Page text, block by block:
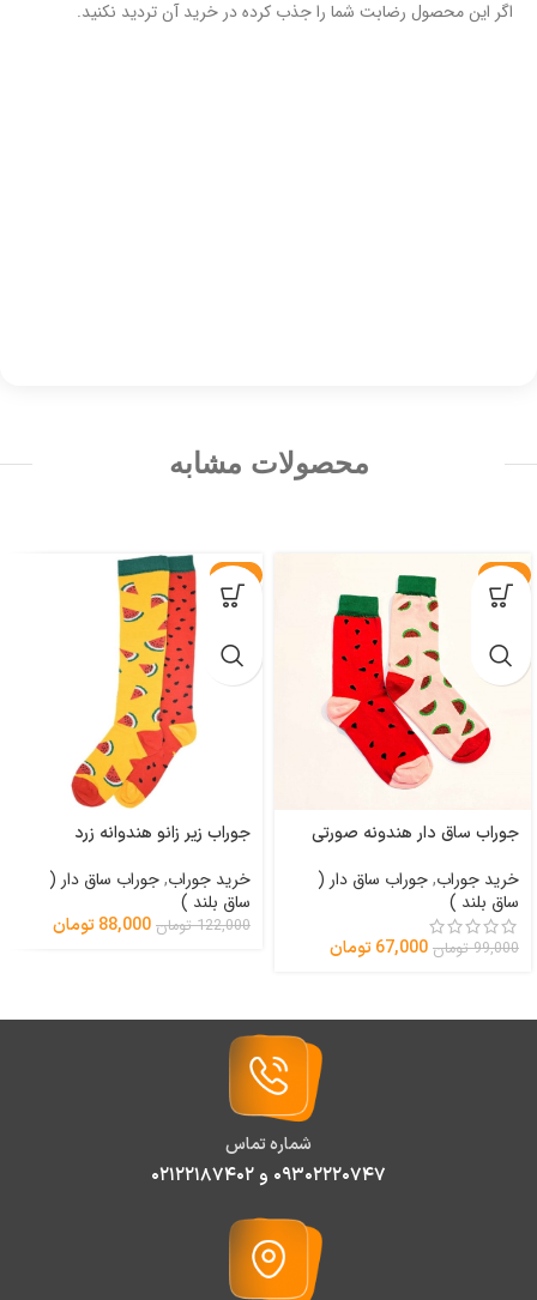
اگر این محصول رضابت شما را جذب کرده در خرید آن تردید نکنید.
محصولات مشابه
-32%
جوراب ساق دار هندونه صورتی
خرید جوراب,جوراب ساق دار (
ساق بلند )
99,000 تومان 67,000تومان
-28%
جوراب زیر زانو هندوانه زرد
خرید جوراب,جوراب ساق دار (
ساق بلند )
122,000 تومان 88,000تومان
شماره تماس
۰۹۳۰۲۲۲۰۷۴۷ و ۰۲۱۲۲۱۸۷۴۰۲